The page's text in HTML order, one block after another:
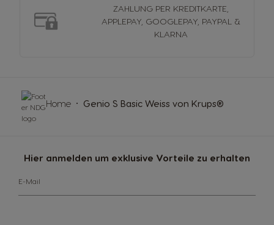
ZAHLUNG PER KREDITKARTE,
APPLEPAY, GOOGLEPAY, PAYPAL &
KLARNA
Hier anmelden um exklusive Vorteile zu erhalten
E-Mail
Home Genio S Basic Weiss von Krups®